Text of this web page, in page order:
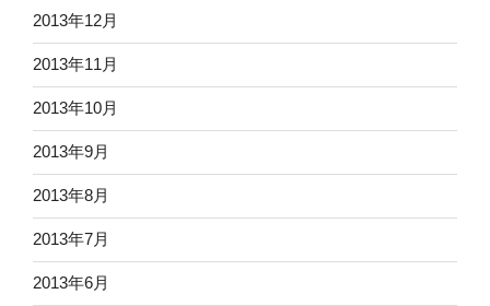
2013年12月
2013年11月
2013年10月
2013年9月
2013年8月
2013年7月
2013年6月